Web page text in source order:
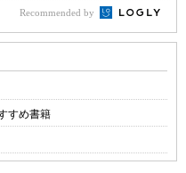
Recommended by
すめ書籍